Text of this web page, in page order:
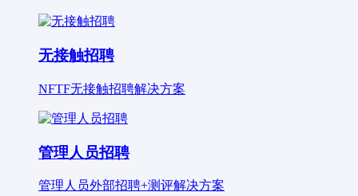
无接触招聘
NFTF无接触招聘解决方案
管理人员招聘
管理人员外部招聘+测评解决方案